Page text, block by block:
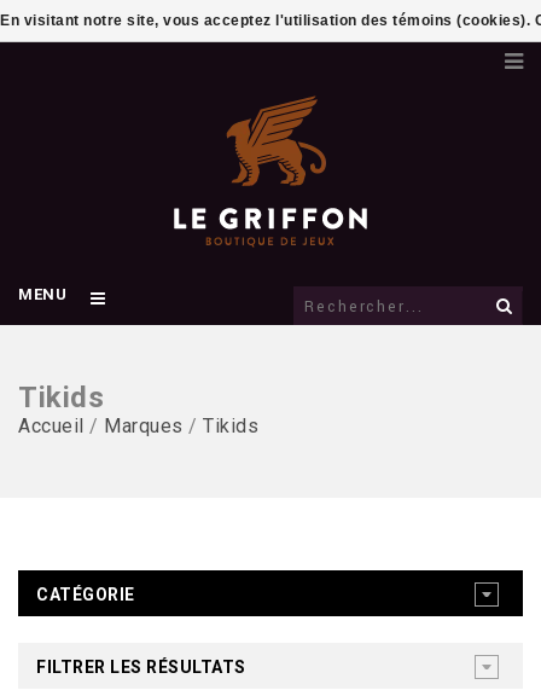
MENU
Tikids
Accueil / Marques / Tikids
CATÉGORIE
FILTRER LES RÉSULTATS
En visitant notre site, vous acceptez l'utilisation des témoins